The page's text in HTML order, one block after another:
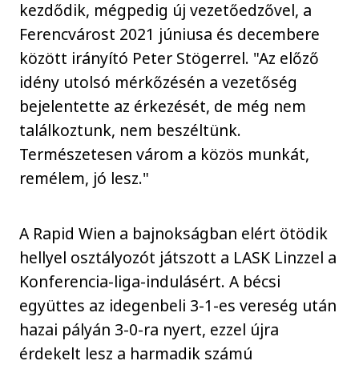
kezdődik, mégpedig új vezetőedzővel, a
Ferencvárost 2021 júniusa és decembere
között irányító Peter Stögerrel. "Az előző
idény utolsó mérkőzésén a vezetőség
bejelentette az érkezését, de még nem
találkoztunk, nem beszéltünk.
Természetesen várom a közös munkát,
remélem, jó lesz."
A Rapid Wien a bajnokságban elért ötödik
hellyel osztályozót játszott a LASK Linzzel a
Konferencia-liga-indulásért. A bécsi
együttes az idegenbeli 3-1-es vereség után
hazai pályán 3-0-ra nyert, ezzel újra
érdekelt lesz a harmadik számú